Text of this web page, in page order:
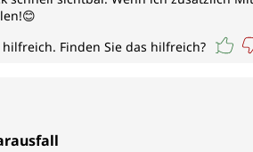
hilfreich. Finden Sie das hilfreich?
5 von 5 Sternen